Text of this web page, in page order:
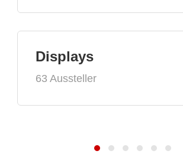
Displays
63 Aussteller